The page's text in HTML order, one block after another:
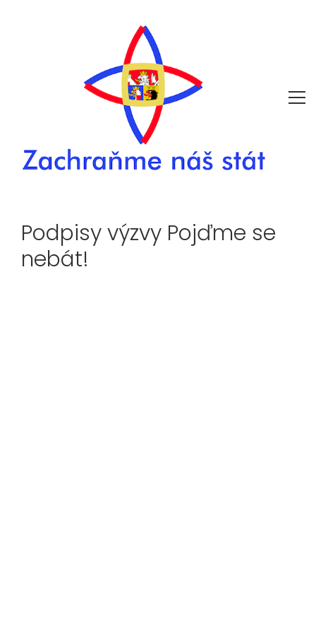
Podpisy výzvy Pojďme se
nebát!